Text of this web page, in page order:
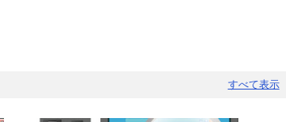
すべて表示